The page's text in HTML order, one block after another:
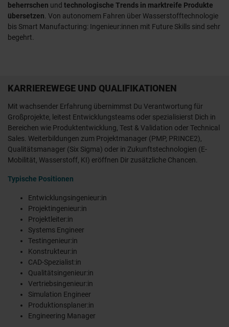
beherrschen und technologische Trends in marktreife Produkte
übersetzen . Von autonomem Fahren über Wasserstofftechnologie
bis Smart Manufacturing: Ingenieur:innen mit Future Skills sind sehr
begehrt.
KARRIEREWEGE UND QUALIFIKATIONEN
Mit wachsender Erfahrung übernimmst Du Verantwortung für
Großprojekte, leitest Entwicklungsteams oder spezialisierst Dich in
Bereichen wie Produktentwicklung, Test & Validation oder Technical
Sales. Weiterbildungen zum Projektmanager (PMP, PRINCE2),
Qualitätsmanager (Six Sigma) oder in Zukunftstechnologien (E-
Mobilität, Wasserstoff, KI) eröffnen Dir zusätzliche Chancen.
Typische Positionen
Entwicklungsingenieur:in
Projektingenieur:in
Projektleiter:in
Systems Engineer
Testingenieur:in
Konstrukteur:in
CAD-Spezialist:in
Qualitätsingenieur:in
Vertriebsingenieur:in
Simulation Engineer
Produktionsplaner:in
Engineering Manager